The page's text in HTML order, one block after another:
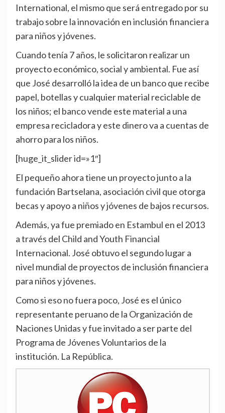
International, el mismo que será entregado por su
trabajo sobre la innovación en inclusión financiera
para niños y jóvenes.
Cuando tenía 7 años, le solicitaron realizar un
proyecto económico, social y ambiental. Fue así
que José desarrolló la idea de un banco que recibe
papel, botellas y cualquier material reciclable de
los niños; el banco vende este material a una
empresa recicladora y este dinero va a cuentas de
ahorro para los niños.
[huge_it_slider id=»1″]
El pequeño ahora tiene un proyecto junto a la
fundación Bartselana, asociación civil que otorga
becas y apoyo a niños y jóvenes de bajos recursos.
Además, ya fue premiado en Estambul en el 2013
a través del Child and Youth Financial
Internacional. José obtuvo el segundo lugar a
nivel mundial de proyectos de inclusión financiera
para niños y jóvenes.
Como si eso no fuera poco, José es el único
representante peruano de la Organización de
Naciones Unidas y fue invitado a ser parte del
Programa de Jóvenes Voluntarios de la
institución. La República.